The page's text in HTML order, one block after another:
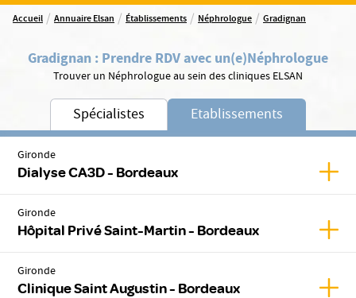
Accueil / Annuaire Elsan / Établissements / Néphrologue / Gradignan
Gradignan : Prendre RDV avec un(e)Néphrologue
Trouver un Néphrologue au sein des cliniques ELSAN
Spécialistes Etablissements
Gironde
Dialyse CA3D - Bordeaux
Gironde
Hôpital Privé Saint-Martin - Bordeaux
Gironde
Clinique Saint Augustin - Bordeaux